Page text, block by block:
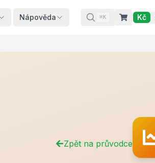
Nápověda ⌘K Kč
Zpět na průvodce